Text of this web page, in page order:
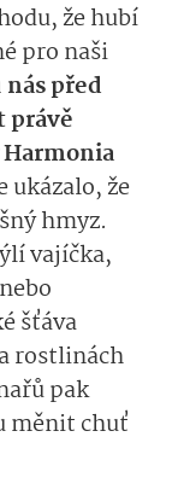
že hubí
pro naši
před
právě
ukázalo, že
hmyz.
vajíčka,
šťáva
rostlinách
pak
měnit chuť